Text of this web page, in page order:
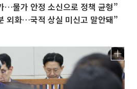
…물가 안정 소신으로 정책 균형”
외화…국적 상실 미신고 말안돼”